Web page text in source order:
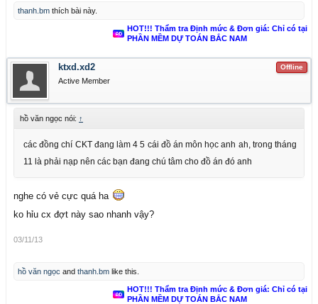
thanh.bm thích bài này.
HOT!!! Thẩm tra Định mức & Đơn giá: Chỉ có tại
PHẦN MỀM DỰ TOÁN BẮC NAM
Offline
ktxd.xd2
Active Member
hồ văn ngọc nói: ↑
các đồng chí CKT đang làm 4 5 cái đồ án môn học anh ah, trong tháng
11 là phải nạp nên các bạn đang chú tâm cho đồ án đó anh
nghe có vẻ cực quá ha
ko hỉu cx đợt này sao nhanh vậy?
03/11/13
hồ văn ngọc and thanh.bm like this.
HOT!!! Thẩm tra Định mức & Đơn giá: Chỉ có tại
PHẦN MỀM DỰ TOÁN BẮC NAM